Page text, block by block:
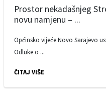
Prostor nekadašnjeg
novu namjenu – ...
Općinsko vijeće Novo Sarajevo
Odluke o ...
ČITAJ VIŠE